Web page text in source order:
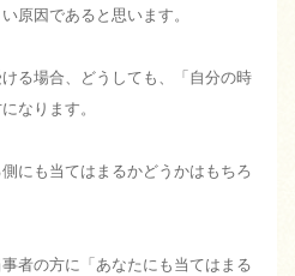
原因であると思います。
る場合、どうしても、「自分の時
なります。
にも当てはまるかどうかはもちろ
者の方に「あなたにも当てはまる